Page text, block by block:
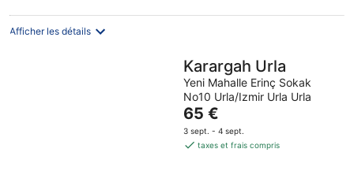
Afficher les détails
Karargah Urla
Yeni Mahalle Erinç Sokak
No10 Urla/Izmir Urla Urla
Le
prix
est
65 €
3 sept. - 4 sept.
taxes et frais compris